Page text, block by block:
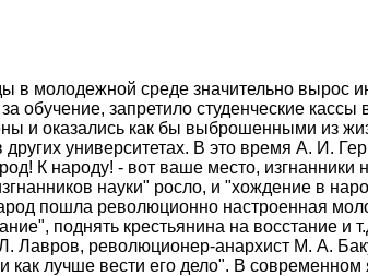
в молодежной среде значительно вырос
обучение, запретило студенческие
и оказались как бы выброшенными из
университетах. В это время А. И.
К народу! - вот ваше место, изгнанники
науки" росло, и "хождение в
пошла революционно настроенная
поднять крестьянина на восстание
Лавров, революционер-анархист М. А.
лучше вести его дело". В современном